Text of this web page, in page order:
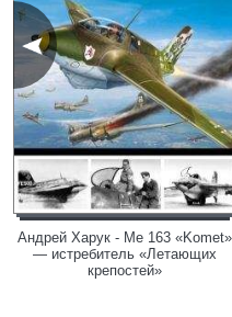
Андрей Харук - Me 163 «Komet»
— истребитель «Летающих
крепостей»